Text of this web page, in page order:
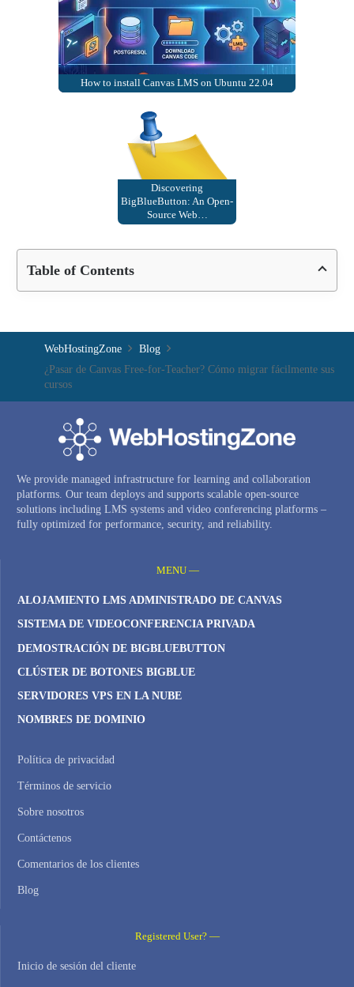
How to install Canvas LMS on Ubuntu 22.04
Discovering
BigBlueButton: An Open-
Source Web…
Table of Contents
WebHostingZone
Blog
¿Pasar de Canvas Free-for-Teacher? Cómo migrar fácilmente sus
cursos
We provide managed infrastructure for learning and collaboration
platforms. Our team deploys and supports scalable open-source
solutions including LMS systems and video conferencing platforms –
fully optimized for performance, security, and reliability.
MENU —
ALOJAMIENTO LMS ADMINISTRADO DE CANVAS
SISTEMA DE VIDEOCONFERENCIA PRIVADA
DEMOSTRACIÓN DE BIGBLUEBUTTON
CLÚSTER DE BOTONES BIGBLUE
SERVIDORES VPS EN LA NUBE
NOMBRES DE DOMINIO
Política de privacidad
Términos de servicio
Sobre nosotros
Contáctenos
Comentarios de los clientes
Blog
Registered User? —
Inicio de sesión del cliente